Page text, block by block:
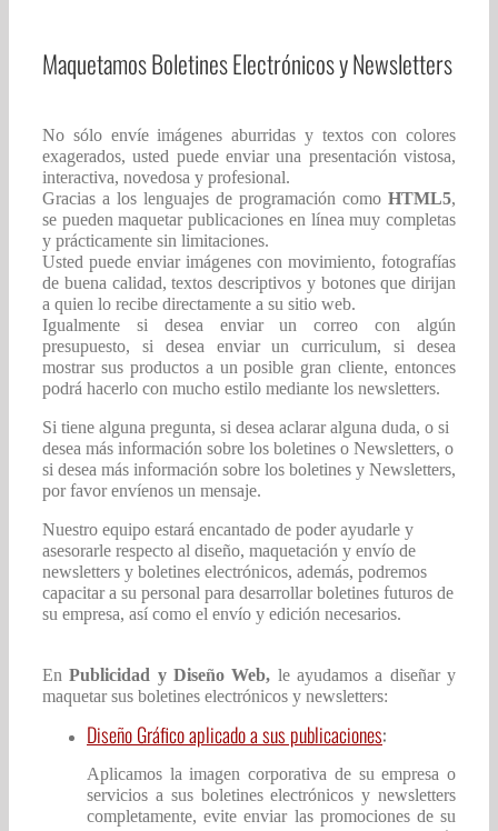
Maquetamos Boletines Electrónicos y Newsletters
No sólo envíe imágenes aburridas y textos con colores
exagerados, usted puede enviar una presentación vistosa,
interactiva, novedosa y profesional.
Gracias a los lenguajes de programación como HTML5,
se pueden maquetar publicaciones en línea muy completas
y prácticamente sin limitaciones.
Usted puede enviar imágenes con movimiento, fotografías
de buena calidad, textos descriptivos y botones que dirijan
a quien lo recibe directamente a su sitio web.
Igualmente si desea enviar un correo con algún
presupuesto, si desea enviar un curriculum, si desea
mostrar sus productos a un posible gran cliente, entonces
podrá hacerlo con mucho estilo mediante los newsletters.
Si tiene alguna pregunta, si desea aclarar alguna duda, o si
desea más información sobre los boletines o Newsletters, o
si desea más información sobre los boletines y Newsletters,
por favor envíenos un mensaje.
Nuestro equipo estará encantado de poder ayudarle y
asesorarle respecto al diseño, maquetación y envío de
newsletters y boletines electrónicos, además, podremos
capacitar a su personal para desarrollar boletines futuros de
su empresa, así como el envío y edición necesarios.
EnPublicidad y Diseño Web, le ayudamos a diseñar y
maquetar sus boletines electrónicos y newsletters:
Diseño Gráfico aplicado a sus publicaciones:
Aplicamos la imagen corporativa de su empresa o
servicios a sus boletines electrónicos y newsletters
completamente, evite enviar las promociones de su